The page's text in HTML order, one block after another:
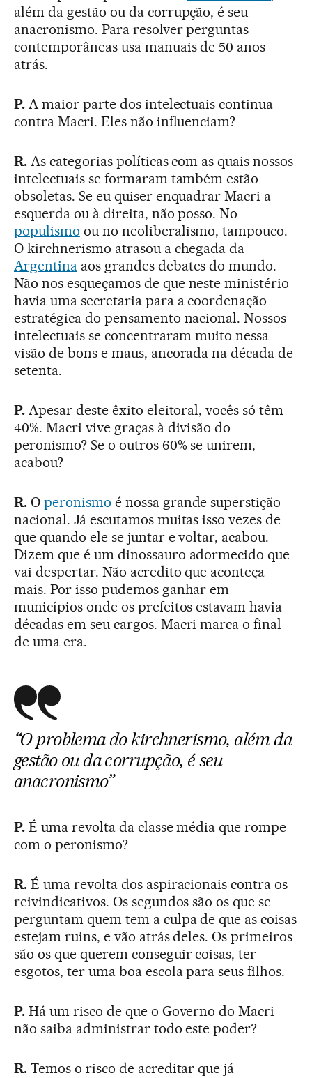
além da gestão ou da corrupção, é seu
anacronismo. Para resolver perguntas
contemporâneas usa manuais de 50 anos
atrás.
P. A maior parte dos intelectuais continua
contra Macri. Eles não influenciam?
R. As categorias políticas com as quais nossos
intelectuais se formaram também estão
obsoletas. Se eu quiser enquadrar Macri a
esquerda ou à direita, não posso. No
populismo ou no neoliberalismo, tampouco.
O kirchnerismo atrasou a chegada da
Argentinaaos grandes debates do mundo.
Não nos esqueçamos de que neste ministério
havia uma secretaria para a coordenação
estratégica do pensamento nacional. Nossos
intelectuais se concentraram muito nessa
visão de bons e maus, ancorada na década de
setenta.
P.Apesar deste êxito eleitoral, vocês só têm
40%. Macri vive graças à divisão do
peronismo? Se o outros 60% se unirem,
acabou?
R.O peronismo é nossa grande superstição
nacional. Já escutamos muitas isso vezes de
que quando ele se juntar e voltar, acabou.
Dizem que é um dinossauro adormecido que
vai despertar. Não acredito que aconteça
mais. Por isso pudemos ganhar em
municípios onde os prefeitos estavam havia
décadas em seu cargos. Macri marca o final
de uma era.
“O problema do kirchnerismo, além da
gestão ou da corrupção, é seu
anacronismo”
P.É uma revolta da classe média que rompe
com o peronismo?
R. É uma revolta dos aspiracionais contra os
reivindicativos. Os segundos são os que se
perguntam quem tem a culpa de que as coisas
estejam ruins, e vão atrás deles. Os primeiros
são os que querem conseguir coisas, ter
esgotos, ter uma boa escola para seus filhos.
P. Há um risco de que o Governo do Macri
não saiba administrar todo este poder?
R. Temos o risco de acreditar que já